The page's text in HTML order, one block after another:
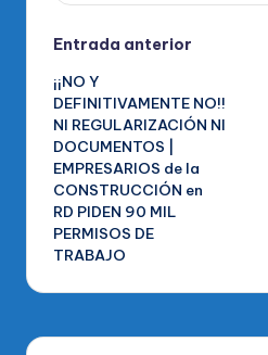
Navegación
de
entradas
Entrada anterior
¡¡NO Y
DEFINITIVAMENTE NO!!
NI REGULARIZACIÓN NI
DOCUMENTOS |
EMPRESARIOS de la
CONSTRUCCIÓN en
RD PIDEN 90 MIL
PERMISOS DE
TRABAJO